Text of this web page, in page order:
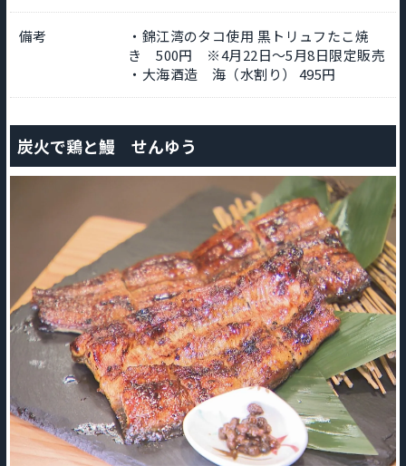
備考
・錦江湾のタコ使用 黒トリュフたこ焼
き 500円 ※4月22日～5月8日限定販売
・大海酒造 海（水割り） 495円
炭火で鶏と鰻 せんゆう